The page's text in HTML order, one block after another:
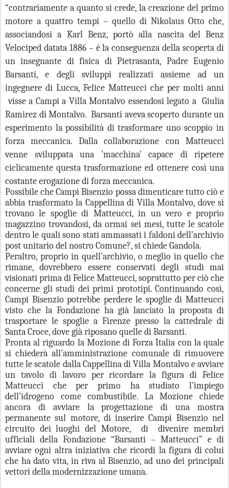
“contrariamente a quanto si crede, la creazione del primo
motore a quattro tempi – quello di Nikolaus Otto che,
associandosi a Karl Benz, portò alla nascita del Benz
Velociped datata 1886 – è la conseguenza della scoperta di
un insegnante di fisica di Pietrasanta, Padre Eugenio
Barsanti, e degli sviluppi realizzati assieme ad un
ingegnere di Lucca, Felice Matteucci che per molti anni
visse a Campi a Villa Montalvo essendosi legato a Giulia
Ramirez di Montalvo. Barsanti aveva scoperto durante un
esperimento la possibilità di trasformare uno scoppio in
forza meccanica. Dalla collaborazione con Matteucci
venne sviluppata una 'macchina' capace di ripetere
ciclicamente questa trasformazione ed ottenere così una
costante erogazione di forza meccanica.
Possibile che Campi Bisenzio possa dimenticare tutto ciò e
abbia trasformato la Cappellina di Villa Montalvo, dove si
trovano le spoglie di Matteucci, in un vero e proprio
magazzino trovandosi, da ormai sei mesi, tutte le scatole
dentro le quali sono stati ammassati i faldoni dell’archivio
post unitario del nostro Comune?, si chiede Gandola.
Peraltro, proprio in quell’archivio, o meglio in quello che
rimane, dovrebbero essere conservati degli studi mai
visionati prima di Felice Matteucci, soprattutto per ciò che
concerne gli studi dei primi prototipi. Continuando così,
Campi Bisenzio potrebbe perdere le spoglie di Matteucci
visto che la Fondazione ha già lanciato la proposta di
trasportare le spoglie a Firenze presso la cattedrale di
Santa Croce, dove già riposano quelle di Barsanti.
Pronta al riguardo la Mozione di Forza Italia con la quale
si chiederà all’amministrazione comunale di rimuovere
tutte le scatole dalla Cappellina di Villa Montalvo e avviare
un tavolo di lavoro per ricordare la figura di Felice
Matteucci che per primo ha studiato l’impiego
dell’idrogeno come combustibile. La Mozione chiede
ancora di avviare la progettazione di una mostra
permanente sul motore, di inserire Campi Bisenzio nel
circuito dei luoghi del Motore, di divenire membri
ufficiali della Fondazione “Barsanti – Matteucci” e di
avviare ogni altra iniziativa che ricordi la figura di colui
che ha dato vita, in riva al Bisenzio, ad uno dei principali
vettori della modernizzazione umana.